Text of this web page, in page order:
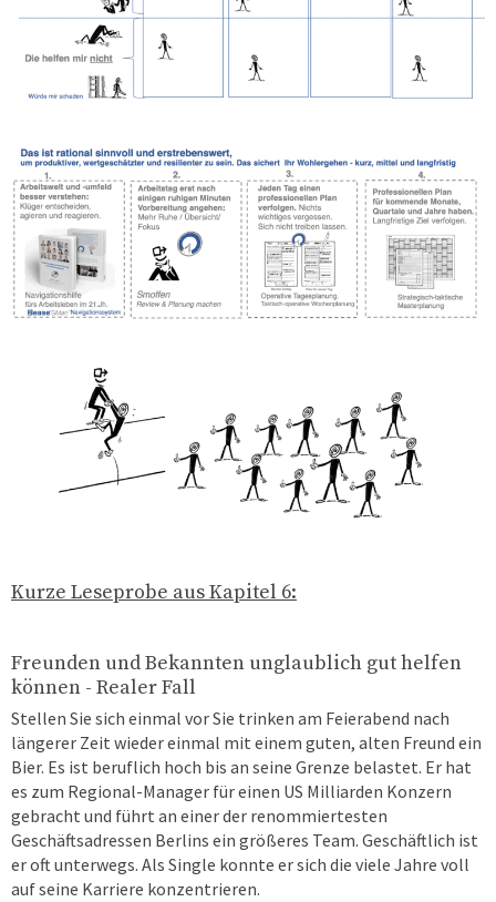
Kurze Leseprobe aus Kapitel 6:
Freunden und Bekannten unglaublich gut helfen
können - Realer Fall
Stellen Sie sich einmal vor Sie trinken am Feierabend nach
längerer Zeit wieder einmal mit einem guten, alten Freund ein
Bier. Es ist beruflich hoch bis an seine Grenze belastet. Er hat
es zum Regional-Manager für einen US Milliarden Konzern
gebracht und führt an einer der renommiertesten
Geschäftsadressen Berlins ein größeres Team. Geschäftlich ist
er oft unterwegs. Als Single konnte er sich die viele Jahre voll
auf seine Karriere konzentrieren.